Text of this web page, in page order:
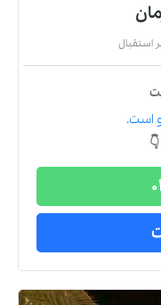
استقبال
است.